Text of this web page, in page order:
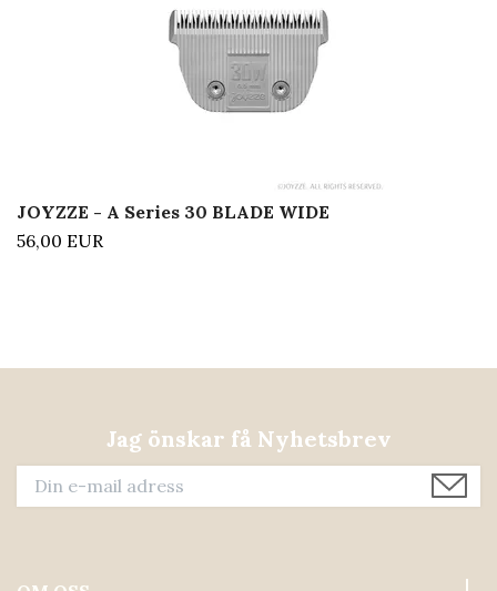
JOYZZE - A Series 30 BLADE WIDE
56,00 EUR
Jag önskar få Nyhetsbrev